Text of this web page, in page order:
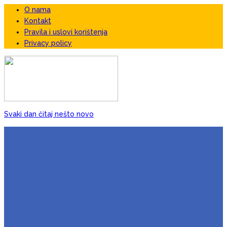
O nama
Kontakt
Pravila i uslovi korištenja
Privacy policy
Svaki dan čitaj nešto novo